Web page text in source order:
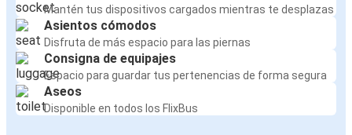
Mantén tus dispositivos cargados mientras te desplazas
Asientos cómodos
Disfruta de más espacio para las piernas
Consigna de equipajes
Espacio para guardar tus pertenencias de forma segura
Aseos
Disponible en todos los FlixBus